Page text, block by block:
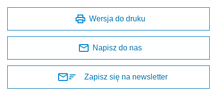
Wersja do druku
Napisz do nas
Zapisz się na newsletter